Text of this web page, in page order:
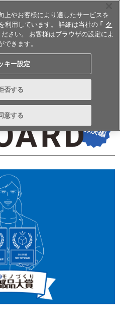
February 2024
上やお客様により適したサービスを
利用しています。 詳細は当社の 「 ク
ださい。 お客様はブラウザの設定によ
できます。
キー設定
否する
意する